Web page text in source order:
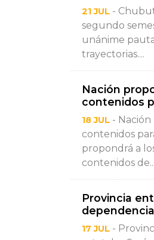
21 JUL -
segundo
unánime
trayectorias....
Nación
contenidos
18 JUL -
contenidos
propondrá a
contenidos de...
Provincia
17 JUL -